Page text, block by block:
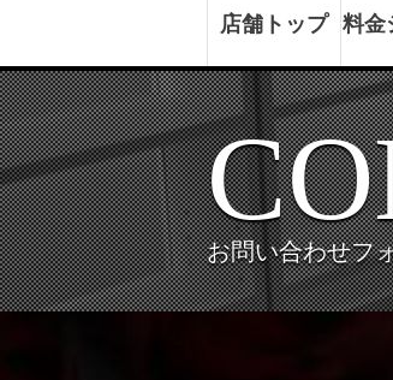
店舗トップ 料金
お問い合わせフ